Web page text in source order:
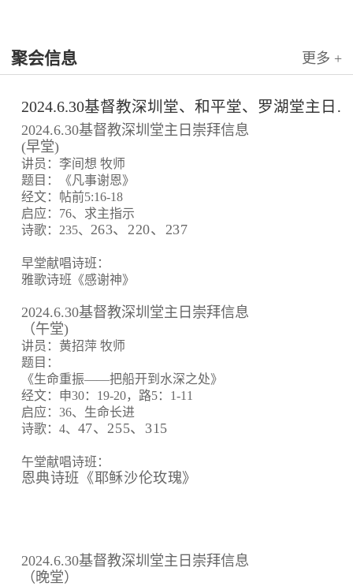
聚会信息 更多 +
2024.6.30基督教深圳堂、和平堂、罗湖堂主日崇拜信息
2024.6.30基督教深圳堂主日崇拜信息
(早堂)
讲员：李间想 牧师
题目：《凡事谢恩》
经文：帖前5:16-18
启应：76、求主指示
诗歌：235、 263、220、237
早堂献唱诗班：
雅歌诗班《感谢神》
2024.6.30基督教深圳堂主日崇拜信息
（午堂)
讲员：黄招萍 牧师
题目：
《生命重振——把船开到水深之处》
经文：申30：19-20，路5：1-11
启应：36、生命长进
诗歌：4、 47、255、315
午堂献唱诗班：
恩典诗班《耶稣沙伦玫瑰》
2024.6.30基督教深圳堂主日崇拜信息
（晚堂）